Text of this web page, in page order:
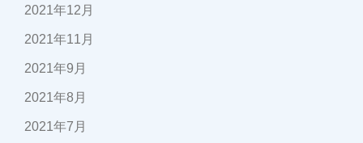
2021年12月
2021年11月
2021年9月
2021年8月
2021年7月